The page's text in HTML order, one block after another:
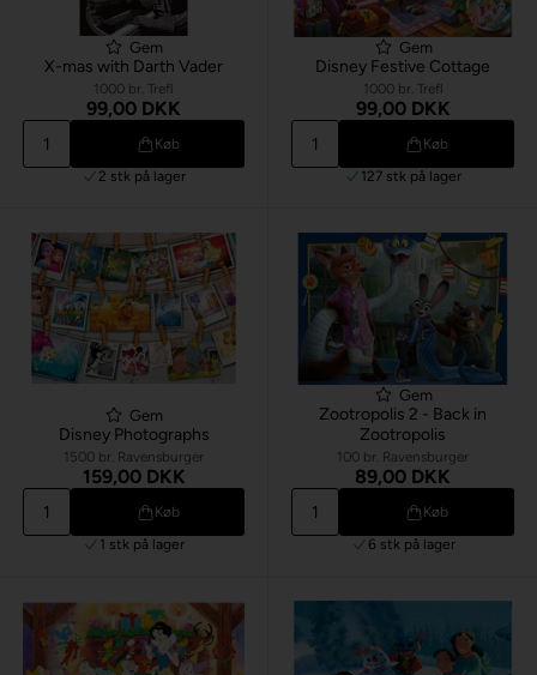
Gem
X-mas with Darth Vader
1000 br. Trefl
99,00 DKK
Køb
2 stk på lager
Gem
Disney Festive Cottage
1000 br. Trefl
99,00 DKK
Køb
127 stk på lager
Gem
Disney Photographs
1500 br. Ravensburger
159,00 DKK
Køb
1 stk på lager
Gem
Zootropolis 2 - Back in
Zootropolis
100 br. Ravensburger
89,00 DKK
Køb
6 stk på lager